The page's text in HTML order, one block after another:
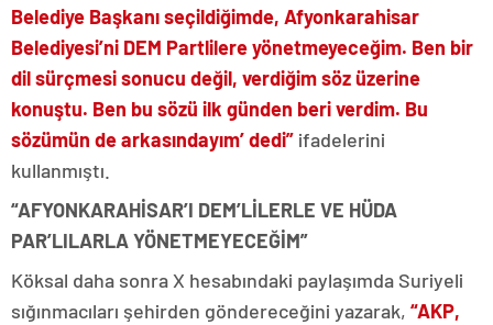
Belediye Başkanı seçildiğimde, Afyonkarahisar
Belediyesi’ni DEM Partlilere yönetmeyeceğim. Ben bir
dil sürçmesi sonucu değil, verdiğim söz üzerine
konuştu. Ben bu sözü ilk günden beri verdim. Bu
sözümün de arkasındayım’ dedi” ifadelerini
kullanmıştı.
“AFYONKARAHİSAR’I DEM’LİLERLE VE HÜDA
PAR’LILARLA YÖNETMEYECEĞİM”
Köksal daha sonra X hesabındaki paylaşımda Suriyeli
sığınmacıları şehirden göndereceğini yazarak, “AKP,